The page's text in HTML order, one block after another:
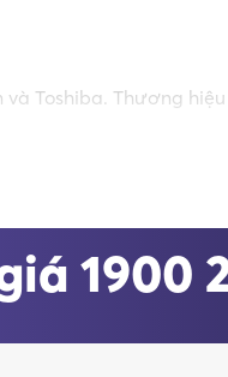
và Toshiba. Thương
1900